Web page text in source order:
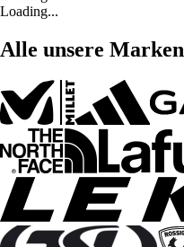
Loading...
Alle unsere Marken